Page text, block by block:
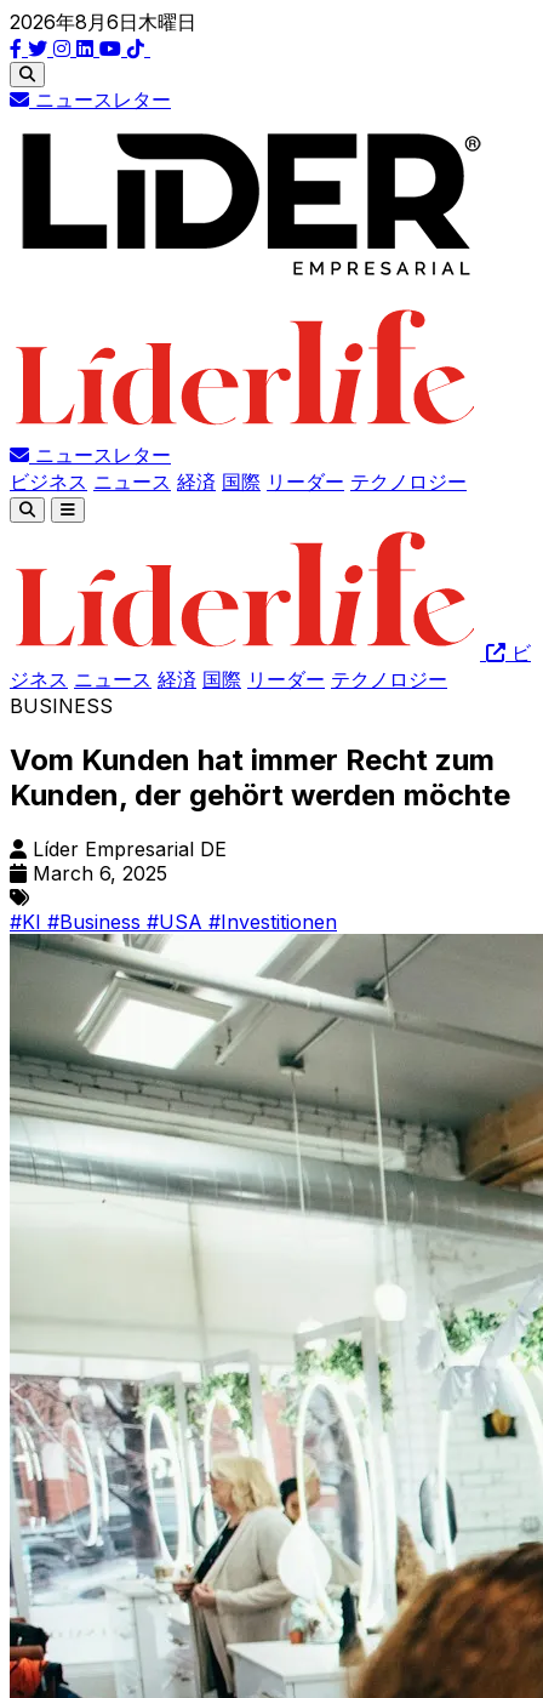
2026年8月6日木曜日
ニュースレター
ニュースレター
ビジネス ニュース 経済 国際 リーダー テクノロジー
ビ
ジネス ニュース 経済 国際 リーダー テクノロジー
BUSINESS
Vom Kunden hat immer Recht zum
Kunden, der gehört werden möchte
Líder Empresarial DE
March 6, 2025
#KI #Business #USA #Investitionen